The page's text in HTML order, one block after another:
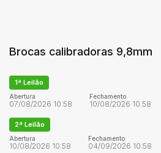
Estados Cidade
Bairro
Judiciais
Faixa de valor
Brocas calibradoras 9,8mm
1ª Leilão
Abertura
07/08/2026 10:58
Fechamento
10/08/2026 10:58
2ª Leilão
Abertura
10/08/2026 10:58
Fechamento
04/09/2026 10:58